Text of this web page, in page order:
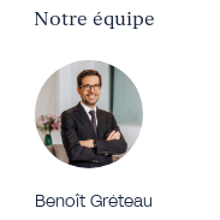
Notre équipe
Benoît Gréteau